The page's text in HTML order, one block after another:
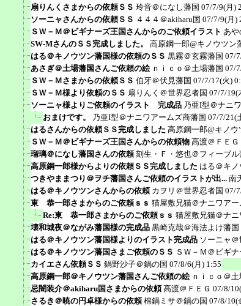
扇りんくさまからの依頼ＳＳ 玲音＠になし藩国 07/7/9(月)
ソーニャさんからの依頼ＳＳ ４４４＠akiharu国 07/7/9(月)
ＳＷ－Ｍ＠ビギナーズ王国さんからのご依頼イラスト あや
SW-MさんのＳＳ完成しました。
高原鋼一郎@キノウツン
はる＠キノウツン藩国様の依頼のＳＳ 黒霧＠玄霧藩国 07/
あさぎ＠土場藩国さんご依頼の絵 ｎｉｃｏ＠土場藩国 07/
ＳＷ－Ｍさまからの依頼ＳＳ 伯牙＠伏見藩国 07/7/17(火)
ＳＷ－Ｍ様より依頼のＳＳ 扇りんく＠世界忍者国 07/7/19(
ソーニャ様よりご依頼のイラスト 完成品 乃亜I型＠ナニ
おまけです。
乃亜I型＠ナニワアームズ商藩国 07/7/21(
はるさんからの依頼ＳＳ完成しました 高原鋼一郎@キノウ
ＳＷ－Ｍ＠ビギナーズ王国さんからの依頼物 高渡＠ＦＥＧ
瑠璃＠になし藩国さんの依頼 刻生・Ｆ・悠也＠フィーブル
高原鋼一郎様からよりの依頼ＳＳ完成しました はる＠キ
つきやままつり＠ヲチ藩国さんご依頼のイラストが出... 南
はる＠キノウツンさんからの依頼 カヲリ＠世界忍者国 07/
東 恭一郎さまからのご依頼ｓｓ 猫屋敷兄猫＠ナニワアー
Re:東 恭一郎さまからのご依頼ｓｓ 猫屋敷兄猫＠ナ
壊和城夜＠ながみ藩国様の完成品 黒崎克哉＠海法よけ藩国
はる＠キノウツン藩国様よりのイラスト完成品 ソーニャ
はる＠キノウツン藩国さまご依頼のＳＳ ＳＷ－Ｍ＠ビギナ
カイエさん依頼ＳＳ 鍋野沙子＠鍋の国 07/8/6(月) 1:55
高原鋼一郎＠キノウツン藩国さんご依頼の絵 ｎｉｃｏ＠土
忌闇装介＠akiharu国さまからの依頼 高渡＠ＦＥＧ 07/8/
さるき＠暁の円卓様からの依頼 棉鍋ミサ＠鍋の国 07/8/10(